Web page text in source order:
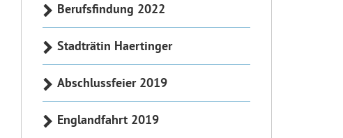
Berufsfindung 2022
Stadträtin Haertinger
Abschlussfeier 2019
Englandfahrt 2019